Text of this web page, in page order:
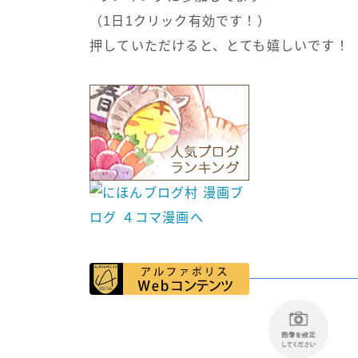
（1日1クリック有効です！）
押していただけると、とても嬉しいです！